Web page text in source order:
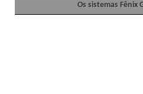
Os sistemas